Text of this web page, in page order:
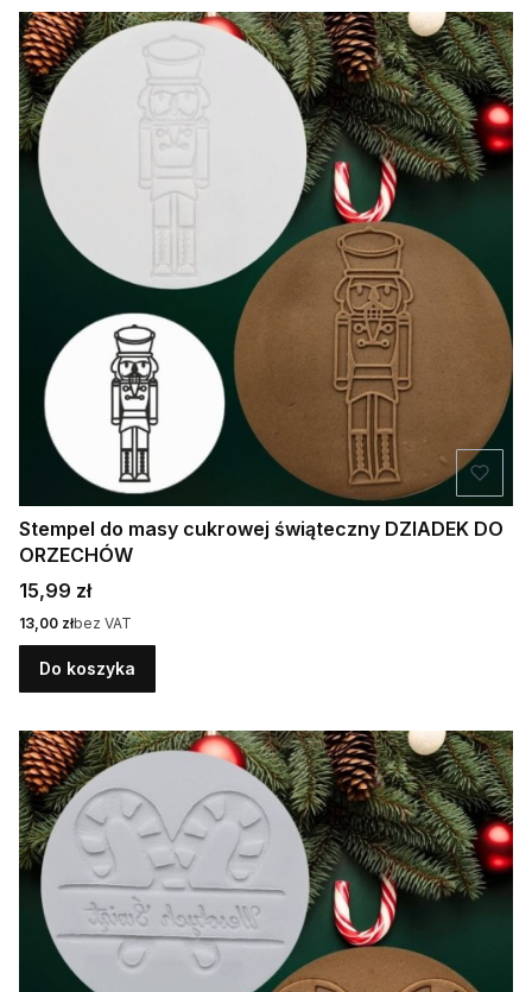
Stempel do masy cukrowej świąteczny DZIADEK DO
ORZECHÓW
Cena
15,99 zł
Cena
13,00 złbez VAT
Do koszyka